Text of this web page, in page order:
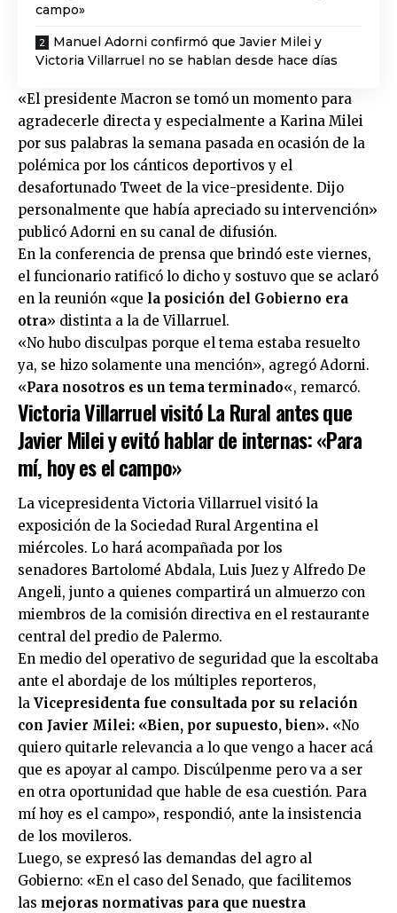
campo»
Manuel Adorni confirmó que Javier Milei y
Victoria Villarruel no se hablan desde hace días
«El presidente Macron se tomó un momento para
agradecerle directa y especialmente a Karina Milei
por sus palabras la semana pasada en ocasión de la
polémica por los cánticos deportivos y el
desafortunado Tweet de la vice-presidente. Dijo
personalmente que había apreciado su intervención»
publicó Adorni en su canal de difusión.
En la conferencia de prensa que brindó este viernes,
el funcionario ratificó lo dicho y sostuvo que se aclaró
en la reunión «que la posición del Gobierno era
otra» distinta a la de Villarruel.
«No hubo disculpas porque el tema estaba resuelto
ya, se hizo solamente una mención», agregó Adorni.
«Para nosotros es un tema terminado«, remarcó.
Victoria Villarruel visitó La Rural antes que
Javier Milei y evitó hablar de internas: «Para
mí, hoy es el campo»
La vicepresidenta Victoria Villarruel visitó la
exposición de la Sociedad Rural Argentina el
miércoles. Lo hará acompañada por los
senadores Bartolomé Abdala, Luis Juez y Alfredo De
Angeli, junto a quienes compartirá un almuerzo con
miembros de la comisión directiva en el restaurante
central del predio de Palermo.
En medio del operativo de seguridad que la escoltaba
ante el abordaje de los múltiples reporteros,
la Vicepresidenta fue consultada por su relación
con Javier Milei: «Bien, por supuesto, bien». «No
quiero quitarle relevancia a lo que vengo a hacer acá
que es apoyar al campo. Discúlpenme pero va a ser
en otra oportunidad que hable de esa cuestión. Para
mí hoy es el campo», respondió, ante la insistencia
de los movileros.
Luego, se expresó las demandas del agro al
Gobierno: «En el caso del Senado, que facilitemos
las mejoras normativas para que nuestra